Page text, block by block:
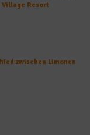
Village Resort
zwischen Limonen